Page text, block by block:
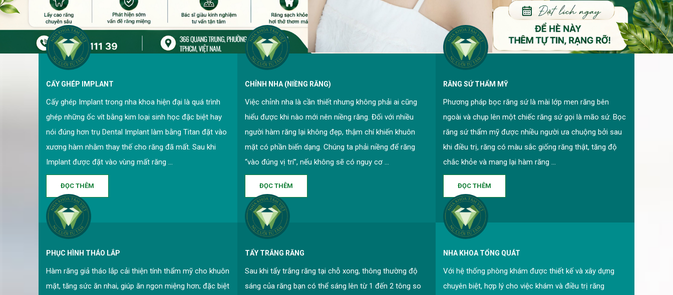
CẤY GHÉP IMPLANT
Cấy ghép Implant trong nha khoa hiện đại là quá trình
ghép những ốc vít bằng kim loại sinh học đặc biệt hay
nói đúng hơn trụ Dental Implant làm bằng Titan đặt vào
xương hàm nhằm thay thế cho răng đã mất. Sau khi
Implant được đặt vào vùng mất răng ...
ĐỌC THÊM
CHỈNH NHA (NIỀNG RĂNG)
Việc chỉnh nha là cần thiết nhưng không phải ai cũng
hiểu được khi nào mới nên niềng răng. Đối với nhiều
người hàm răng lại không đẹp, thậm chí khiến khuôn
mặt có phần biến dạng. Chúng ta phải niềng để răng
“vào đúng vị trí”, nếu không sẽ có nguy cơ ...
ĐỌC THÊM
RĂNG SỨ THẨM MỸ
Phương pháp bọc răng sứ là mài lớp men răng bên
ngoài và chụp lên một chiếc răng sứ gọi là mão sứ. Bọc
răng sứ thẩm mỹ được nhiều người ưa chuộng bởi sau
khi điều trị, răng có màu sắc giống răng thật, tăng độ
chắc khỏe và mang lại hàm răng ...
ĐỌC THÊM
PHỤC HÌNH THÁO LẮP
Hàm răng giả tháo lắp cải thiện tính thẩm mỹ cho khuôn
mặt, tăng sức ăn nhai, giúp ăn ngon miệng hơn; đặc biệt
TẨY TRẮNG RĂNG
Sau khi tẩy trắng răng tại chỗ xong, thông thường độ
sáng của răng bạn có thể sáng lên từ 1 đến 2 tông so
NHA KHOA TỔNG QUÁT
Với hệ thống phòng khám được thiết kế và xây dựng
chuyên biệt, hợp lý cho việc khám và điều trị răng